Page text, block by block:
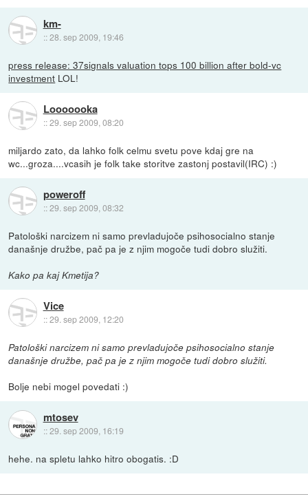
km-
::28. sep 2009, 19:46
press release: 37signals valuation tops 100 billion after bold-vc
investment LOL!
Looooooka
::29. sep 2009, 08:20
miljardo zato, da lahko folk celmu svetu pove kdaj gre na
wc...groza....vcasih je folk take storitve zastonj postavil(IRC) :)
poweroff
::29. sep 2009, 08:32
Patološki narcizem ni samo prevladujoče psihosocialno stanje
današnje družbe, pač pa je z njim mogoče tudi dobro služiti.
Kako pa kaj Kmetija?
Vice
::29. sep 2009, 12:20
Patološki narcizem ni samo prevladujoče psihosocialno stanje
današnje družbe, pač pa je z njim mogoče tudi dobro služiti.
Bolje nebi mogel povedati :)
mtosev
::29. sep 2009, 16:19
hehe. na spletu lahko hitro obogatis. :D